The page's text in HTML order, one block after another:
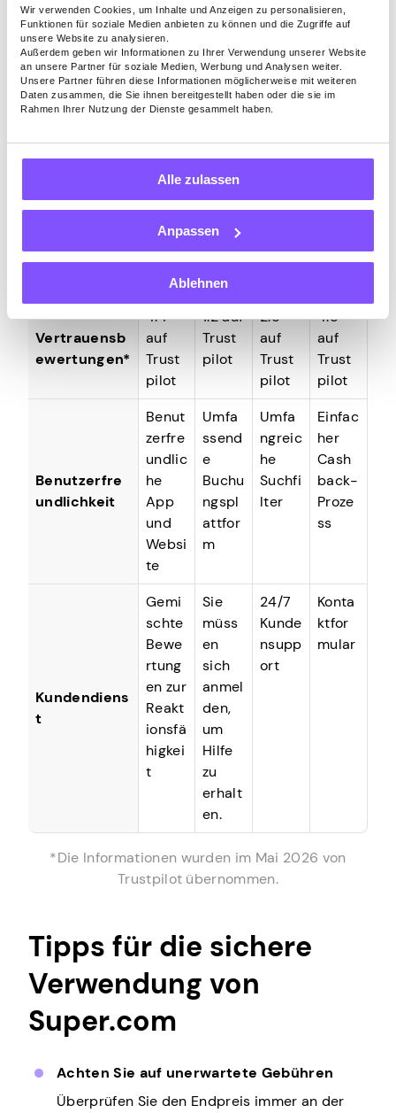
Wir verwenden Cookies, um Inhalte und Anzeigen zu personalisieren,
Funktionen für soziale Medien anbieten zu können und die Zugriffe auf
unsere Website zu analysieren.
Außerdem geben wir Informationen zu Ihrer Verwendung unserer Website
an unsere Partner für soziale Medien, Werbung und Analysen weiter.
Unsere Partner führen diese Informationen möglicherweise mit weiteren
Daten zusammen, die Sie ihnen bereitgestellt haben oder die sie im
Rahmen Ihrer Nutzung der Dienste gesammelt haben.
Alle zulassen
Anpassen
Ablehnen
Abzüge
Hotelr
abatt
e
sfähig
e
Reise
angeb
ote
Ausw
ahl an
Hotelr
abatt
en
auf
Einkä
ufe
Mitgliedscha
Cash
Vergü
nstigu
ngen
Rewar
amm
Vertrauensb
ewertungen*
4.4
auf
Trust
pilot
1.2 auf
Trust
pilot
2.5
auf
Trust
pilot
4.5
auf
Trust
pilot
Benutzerfre
undlichkeit
Benut
zerfre
undlic
he
App
und
Websi
te
Umfa
ssend
e
Buchu
ngspl
attfor
m
Umfa
ngreic
he
Suchfi
lter
Einfac
her
Cash
back-
Proze
ss
Kundendiens
t
Gemi
schte
Bewe
rtung
en zur
Reakt
ionsfä
higkei
t
Sie
müss
en
sich
anmel
den,
um
Hilfe
zu
erhalt
en.
24/7
Kunde
nsupp
ort
Konta
ktfor
mular
*Die Informationen wurden im Mai 2026 von
Trustpilot übernommen.
Tipps für die sichere
Verwendung von
Super.com
Achten Sie auf unerwartete Gebühren
Überprüfen Sie den Endpreis immer an der